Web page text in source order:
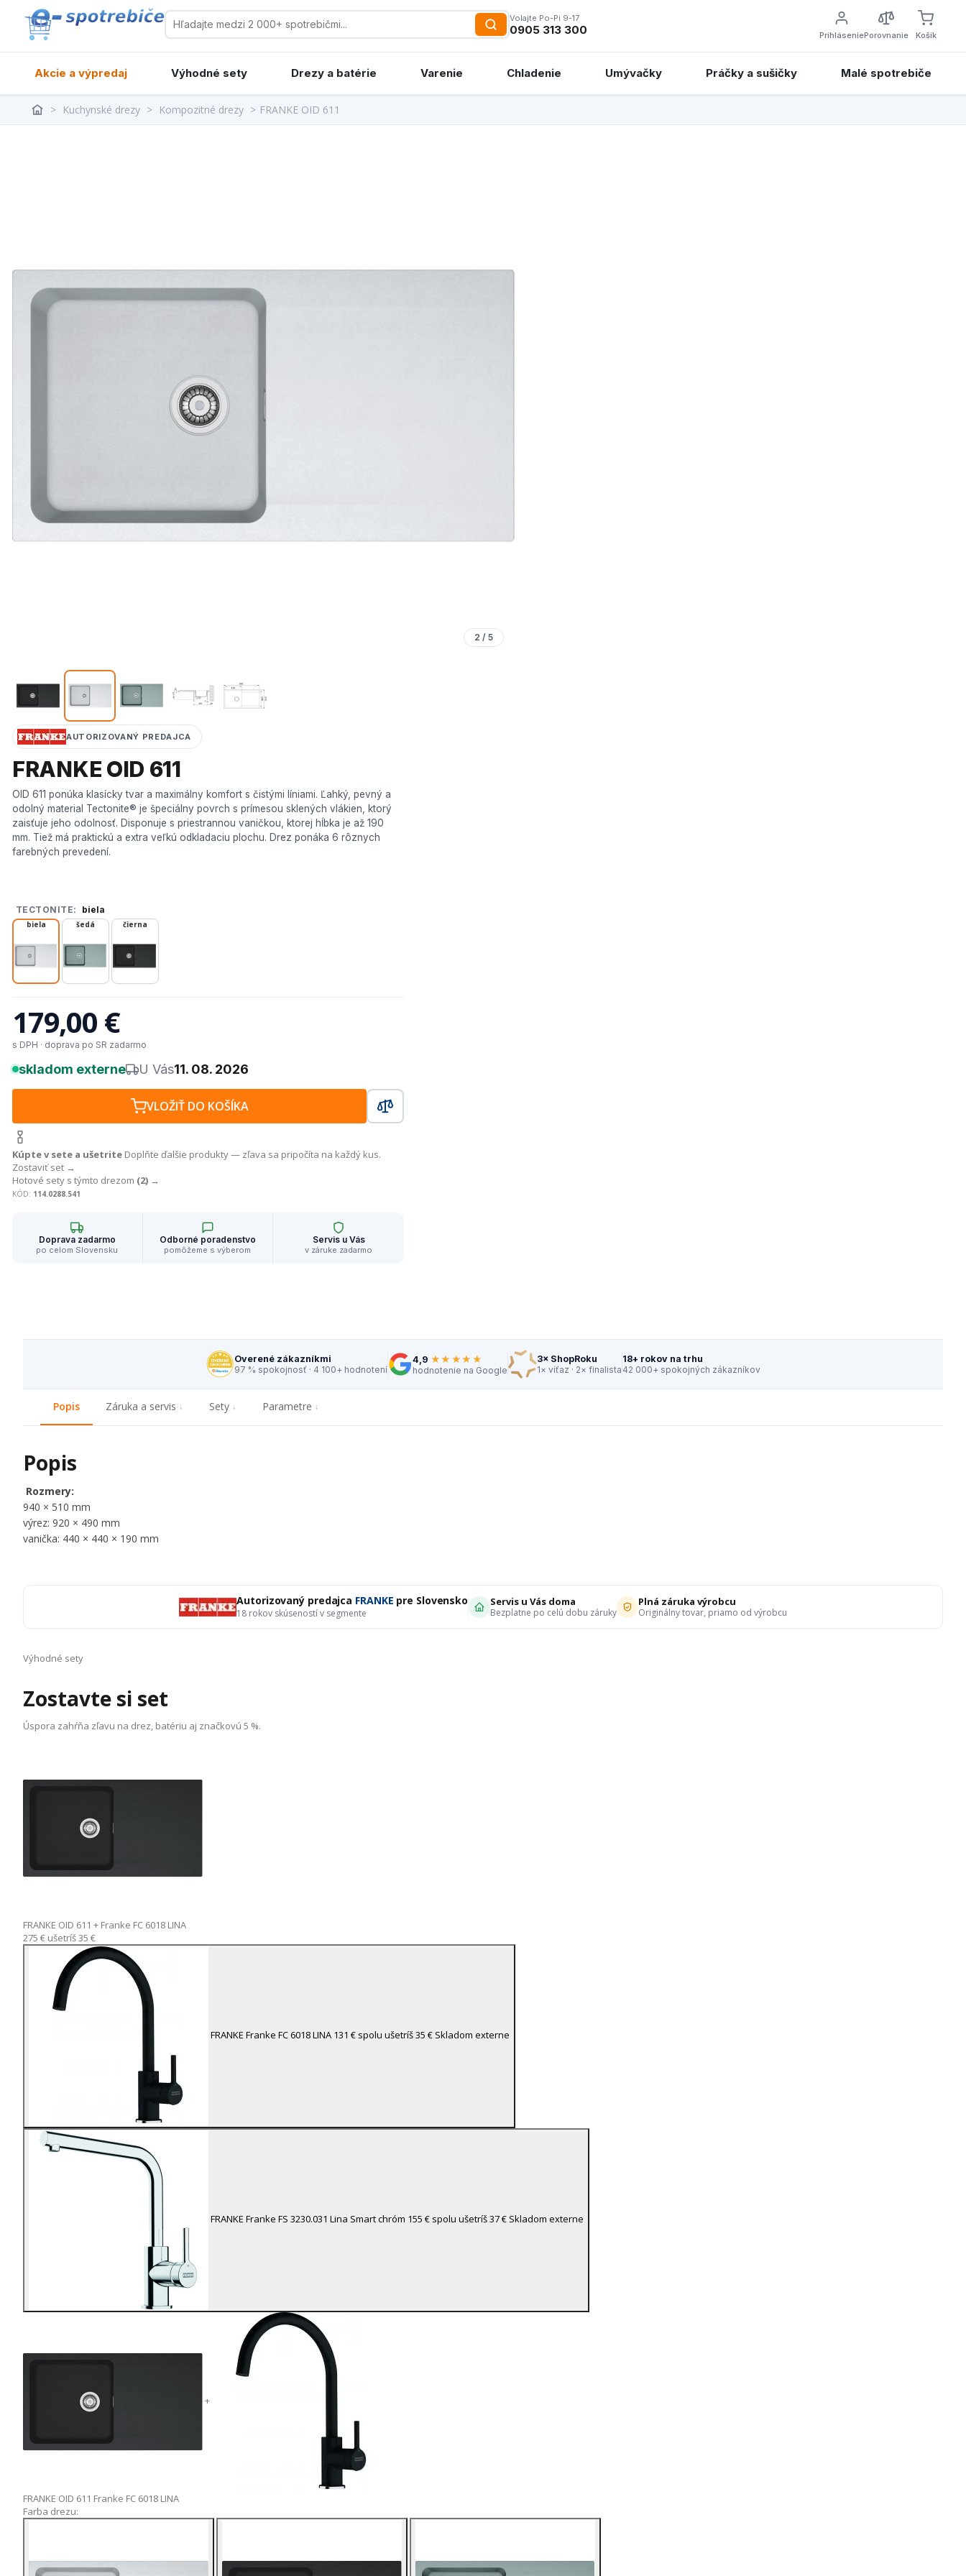
Volajte Po-Pi 9-17
0905 313 300 PrihláseniePorovnanie Košík
Akcie a výpredaj Výhodné sety Drezy a batérie Varenie Chladenie Umývačky Práčky a sušičky Malé spotrebiče
> Kuchynské drezy > Kompozitné drezy > FRANKE OID 611
2 / 5
AUTORIZOVANÝ PREDAJCA
FRANKE OID 611
OID 611 ponúka klasícky tvar a maximálny komfort s čistými líniami. Ľahký, pevný a
odolný material Tectonite® je špeciálny povrch s prímesou sklených vlákien, ktorý
zaisťuje jeho odolnosť. Disponuje s priestrannou vaničkou, ktorej hĺbka je až 190
mm. Tiež má praktickú a extra veľkú odkladaciu plochu. Drez ponáka 6 rôznych
farebných prevedení.
TECTONITE: biela
biela šedá čierna
179,00 €
s DPH · doprava po SR zadarmo
skladom externe U Vás11. 08. 2026
VLOŽIŤ DO KOŠÍKA
Kúpte v sete a ušetrite Doplňte ďalšie produkty — zľava sa pripočíta na každý kus.
Zostaviť set →
Hotové sety s týmto drezom (2) →
KÓD: 114.0288.541
Doprava zadarmo
po celom Slovensku
Odborné poradenstvo
pomôžeme s výberom
Servis u Vás
v záruke zadarmo
Overené zákazníkmi
97 % spokojnosť · 4 100+ hodnotení
4,9 ★★★★★
hodnotenie na Google
3× ShopRoku
1× víťaz · 2× finalista
18+ rokov na trhu
42 000+ spokojných zákazníkov
Popis Záruka a servis Sety Parametre
Popis
Rozmery:
940 × 510 mm
výrez: 920 × 490 mm
vanička: 440 × 440 × 190 mm
Autorizovaný predajca FRANKE pre Slovensko
18 rokov skúseností v segmente
Servis u Vás doma
Bezplatne po celú dobu záruky
Plná záruka výrobcu
Originálny tovar, priamo od výrobcu
Výhodné sety
Zostavte si set
Úspora zahŕňa zľavu na drez, batériu aj značkovú 5 %.
FRANKE OID 611 + Franke FC 6018 LINA
275 € ušetríš 35 €
FRANKE Franke FC 6018 LINA 131 € spolu ušetríš 35 € Skladom externe
FRANKE Franke FS 3230.031 Lina Smart chróm 155 € spolu ušetríš 37 € Skladom externe
+
FRANKE OID 611 Franke FC 6018 LINA
Farba drezu: